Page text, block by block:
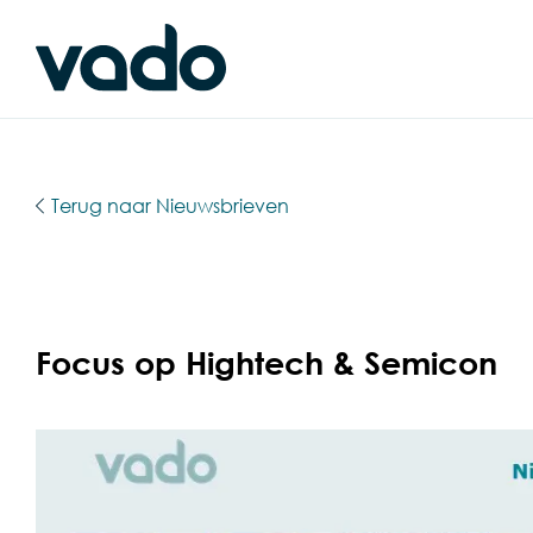
Terug naar Nieuwsbrieven
Focus op Hightech & Semicon